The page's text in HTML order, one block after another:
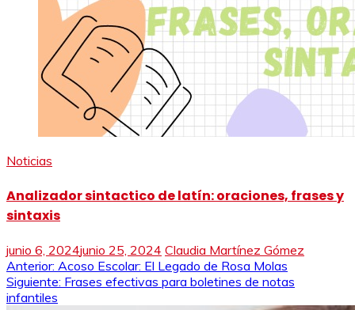
Noticias
Analizador sintactico de latín: oraciones, frases y
sintaxis
junio 6, 2024junio 25, 2024 Claudia Martínez Gómez
Navegación
de
Anterior: Acoso Escolar: El Legado de Rosa Molas
Siguiente: Frases efectivas para boletines de notas
infantiles